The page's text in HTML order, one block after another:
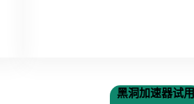
黑洞加速器试用